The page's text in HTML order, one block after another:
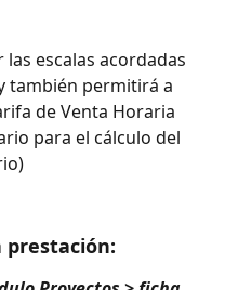
escalas acordadas
también permitirá a
de Venta Horaria
para el cálculo del
prestación: